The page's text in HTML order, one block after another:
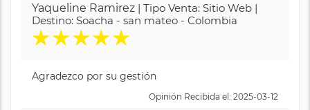
Yaqueline Ramirez | Tipo Venta: Sitio Web |
Destino: Soacha - san mateo - Colombia
★★★★★
Agradezco por su gestión
Opinión Recibida el: 2025-03-12